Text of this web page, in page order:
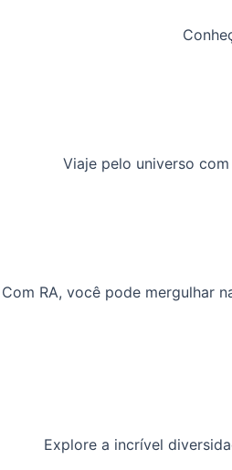
Viaje pelo universo
Com RA, você pode mergulhar
Explore a incrível